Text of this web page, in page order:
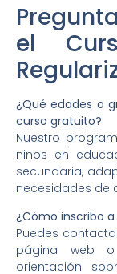
el
¿Qué edades o
curso gratuito?
Nuestro
niños en
secundaria,
necesidades de
¿Cómo inscribo
Puedes
página web o
orientación